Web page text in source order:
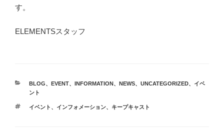
す。
ELEMENTSスタッフ
カ
テ
リ
BLOG、 EVENT、 INFORMATION 、 NEWS、 UNCATEGORIZED、
イベ
ント
タ
イベント 、 インフォメーション、 キープキャスト